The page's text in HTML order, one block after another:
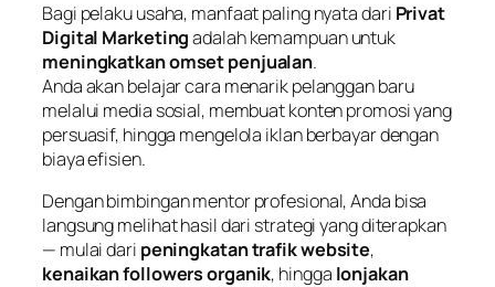
Bagi pelaku usaha, manfaat paling nyata dari Privat
Digital Marketingadalah kemampuan untuk
meningkatkan omset penjualan.
Anda akan belajar cara menarik pelanggan baru
melalui media sosial, membuat konten promosi yang
persuasif, hingga mengelola iklan berbayar dengan
biaya efisien.
Dengan bimbingan mentor profesional, Anda bisa
langsung melihat hasil dari strategi yang diterapkan
— mulai dari peningkatan trafik website,
kenaikan followers organik, hingga lonjakan